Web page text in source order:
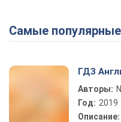
Самые
ГДЗ
Авторы:
Год: 2019
Описание: